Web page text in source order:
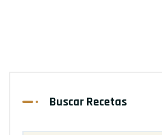
Buscar Recetas